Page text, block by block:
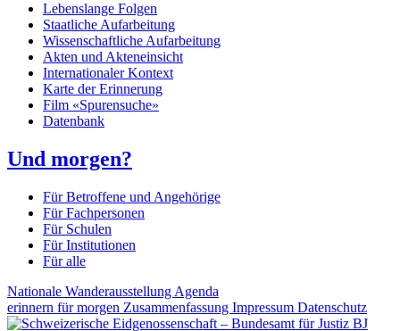
Lebenslange Folgen
Staatliche Aufarbeitung
Wissenschaftliche Aufarbeitung
Akten und Akteneinsicht
Internationaler Kontext
Karte der Erinnerung
Film «Spurensuche»
Datenbank
Und morgen?
Für Betroffene und Angehörige
Für Fachpersonen
Für Schulen
Für Institutionen
Für alle
Nationale Wanderausstellung Agenda
erinnern für morgen Zusammenfassung Impressum Datenschutz